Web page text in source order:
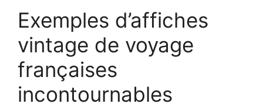
Exemples d’affiches
vintage de voyage
françaises
incontournables